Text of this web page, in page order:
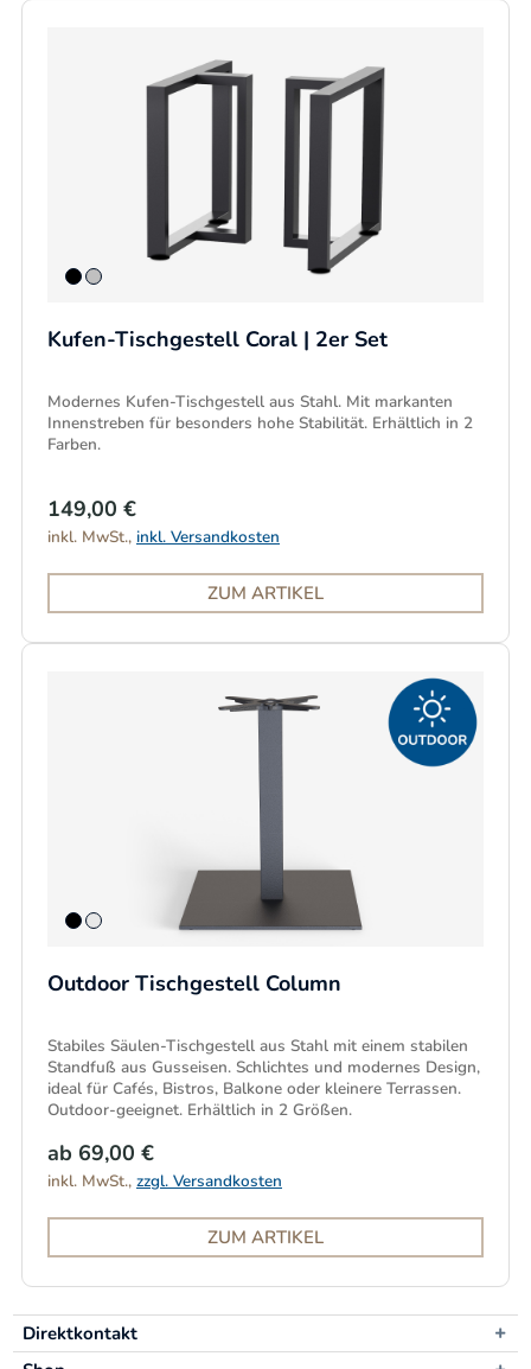
Kufen-Tischgestell Coral | 2er Set
Modernes Kufen-Tischgestell aus Stahl. Mit markanten
Innenstreben für besonders hohe Stabilität. Erhältlich in 2
Farben.
149,00 €
inkl. MwSt., inkl. Versandkosten
ZUM ARTIKEL
Outdoor Tischgestell Column
Stabiles Säulen-Tischgestell aus Stahl mit einem stabilen
Standfuß aus Gusseisen. Schlichtes und modernes Design,
ideal für Cafés, Bistros, Balkone oder kleinere Terrassen.
Outdoor-geeignet. Erhältlich in 2 Größen.
ab 69,00 €
inkl. MwSt., zzgl. Versandkosten
ZUM ARTIKEL
Direktkontakt